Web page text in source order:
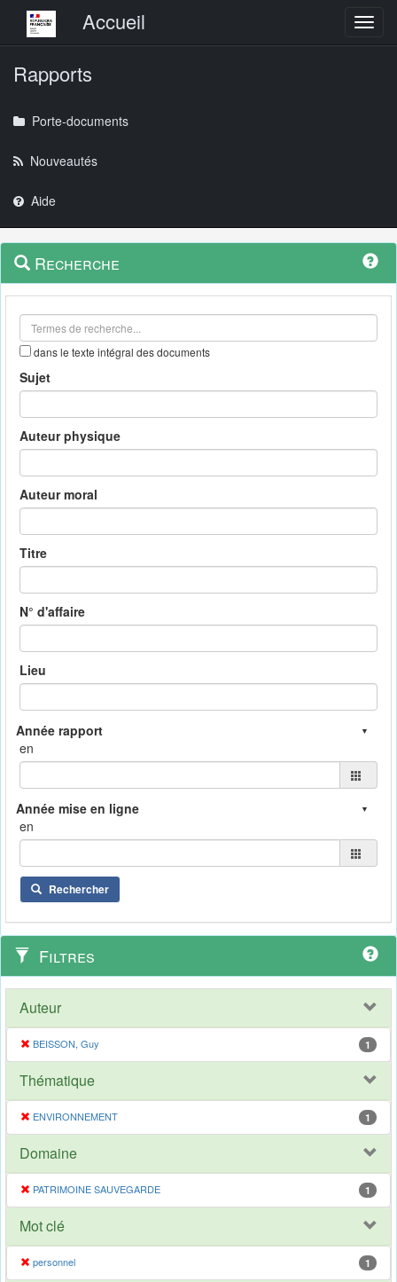
Menu principalAccueil
Rapports
Porte-documents
Nouveautés
Aide
Navigation
outils
Menu
contextuel
Recherche
dans le texte intégral des documents
Sujet
Auteur physique
Auteur moral
Titre
N° d'affaire
Lieu
en
en
Rechercher
Filtres
Auteur
BEISSON, Guy 1
Thématique
ENVIRONNEMENT 1
Domaine
PATRIMOINE SAUVEGARDE 1
Mot clé
personnel 1